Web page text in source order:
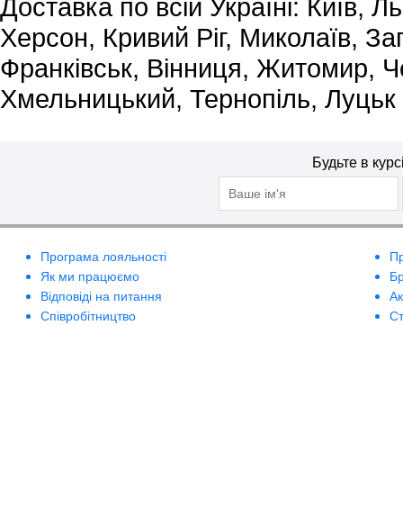
Доставка по всій Україні: Київ,
Херсон, Кривий Ріг, Миколаїв,
Франківськ, Вінниця, Житомир,
Хмельницький, Тернопіль, Луцьк
Будьте в
Програма лояльності
Як ми працюємо
Відповіді на питання
Співробітництво